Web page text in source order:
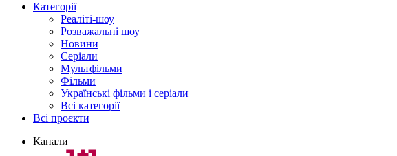
Категорії
Реаліті-шоу
Розважальні шоу
Новини
Серіали
Мультфільми
Фільми
Українські фільми і серіали
Всі категорії
Всі проєкти
Канали